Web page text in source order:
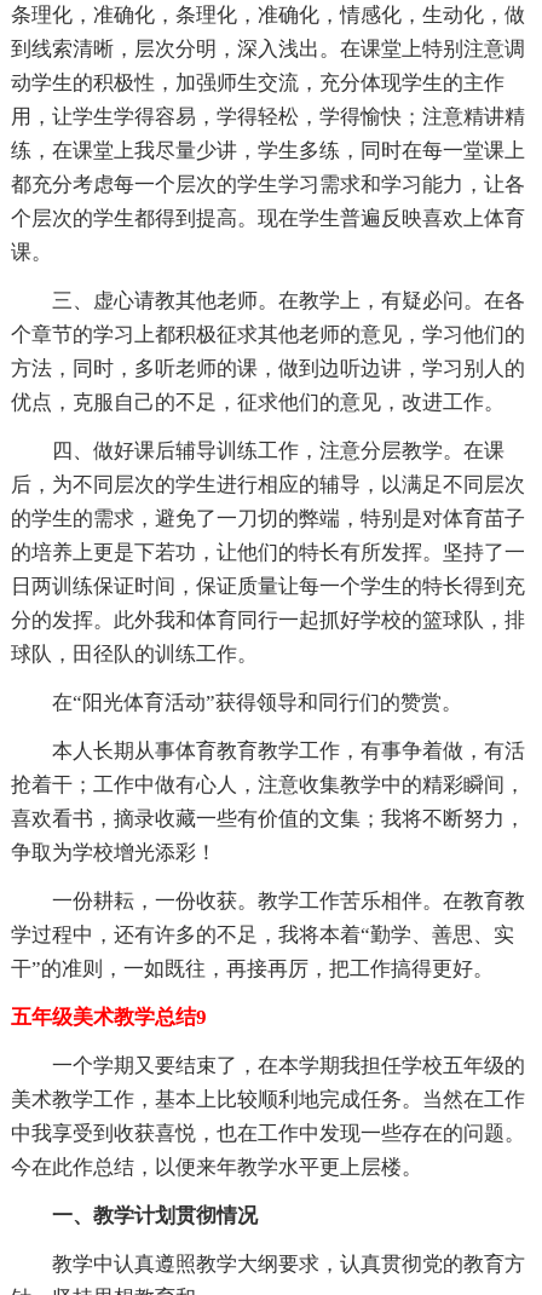
条理化，准确化，条理化，准确化，情感化，生动化，做
到线索清晰，层次分明，深入浅出。在课堂上特别注意调
动学生的积极性，加强师生交流，充分体现学生的主作
用，让学生学得容易，学得轻松，学得愉快；注意精讲精
练，在课堂上我尽量少讲，学生多练，同时在每一堂课上
都充分考虑每一个层次的学生学习需求和学习能力，让各
个层次的学生都得到提高。现在学生普遍反映喜欢上体育
课。
三、虚心请教其他老师。在教学上，有疑必问。在各
个章节的学习上都积极征求其他老师的意见，学习他们的
方法，同时，多听老师的课，做到边听边讲，学习别人的
优点，克服自己的不足，征求他们的意见，改进工作。
四、做好课后辅导训练工作，注意分层教学。在课
后，为不同层次的学生进行相应的辅导，以满足不同层次
的学生的需求，避免了一刀切的弊端，特别是对体育苗子
的培养上更是下若功，让他们的特长有所发挥。坚持了一
日两训练保证时间，保证质量让每一个学生的特长得到充
分的发挥。此外我和体育同行一起抓好学校的篮球队，排
球队，田径队的训练工作。
在“阳光体育活动”获得领导和同行们的赞赏。
本人长期从事体育教育教学工作，有事争着做，有活
抢着干；工作中做有心人，注意收集教学中的精彩瞬间，
喜欢看书，摘录收藏一些有价值的文集；我将不断努力，
争取为学校增光添彩！
一份耕耘，一份收获。教学工作苦乐相伴。在教育教
学过程中，还有许多的不足，我将本着“勤学、善思、实
干”的准则，一如既往，再接再厉，把工作搞得更好。
五年级美术教学总结9
一个学期又要结束了，在本学期我担任学校五年级的
美术教学工作，基本上比较顺利地完成任务。当然在工作
中我享受到收获喜悦，也在工作中发现一些存在的问题。
今在此作总结，以便来年教学水平更上层楼。
一、教学计划贯彻情况
教学中认真遵照教学大纲要求，认真贯彻党的教育方